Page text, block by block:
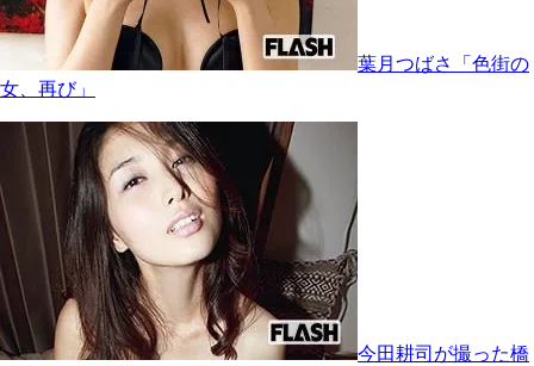
葉月つばさ「色街の
女、再び」
今田耕司が撮った橋